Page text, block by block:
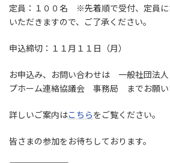
定員：１００名 ※先着順で受付、定員に
いただきますので、ご了承ください。
申込締切：１１月１１日（月）
お申込み、お問い合わせは 一般社団法
プホーム連絡協議会 事務局 までお願い
詳しいご案内はこちらをご覧ください。
皆さまの参加をお待ちしております。